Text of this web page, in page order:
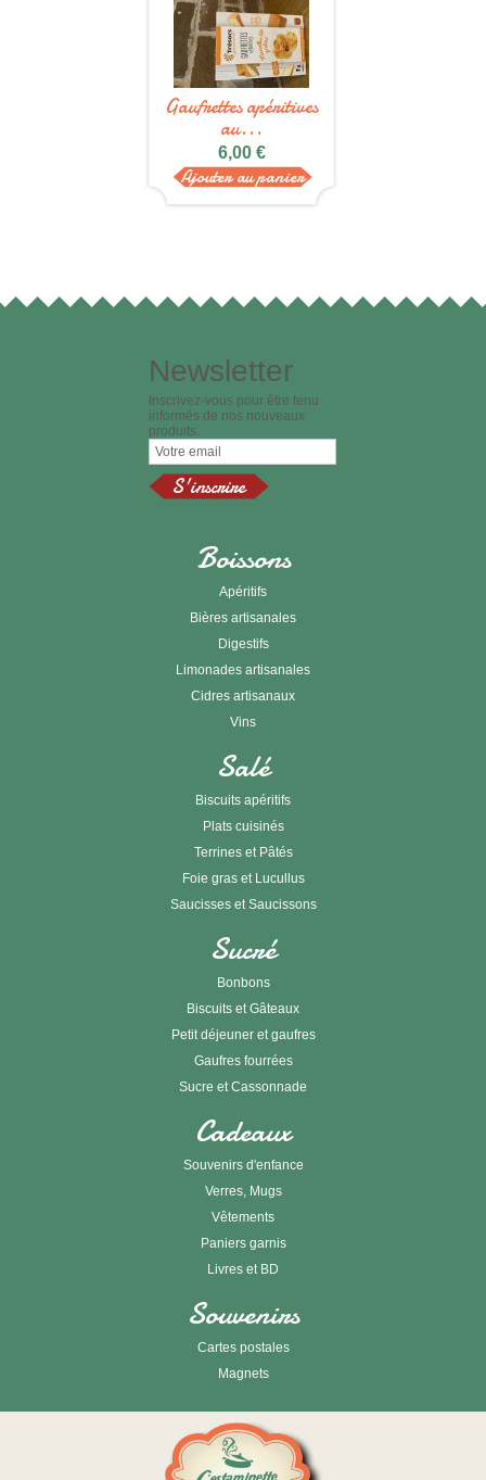
Gaufrettes apéritives
au...
6,00 €
Ajouter au panier
Newsletter
Inscrivez-vous pour être tenu
informés de nos nouveaux
produits.
Boissons
Apéritifs
Bières artisanales
Digestifs
Limonades artisanales
Cidres artisanaux
Vins
Salé
Biscuits apéritifs
Plats cuisinés
Terrines et Pâtés
Foie gras et Lucullus
Saucisses et Saucissons
Sucré
Bonbons
Biscuits et Gâteaux
Petit déjeuner et gaufres
Gaufres fourrées
Sucre et Cassonnade
Cadeaux
Souvenirs d'enfance
Verres, Mugs
Vêtements
Paniers garnis
Livres et BD
Souvenirs
Cartes postales
Magnets